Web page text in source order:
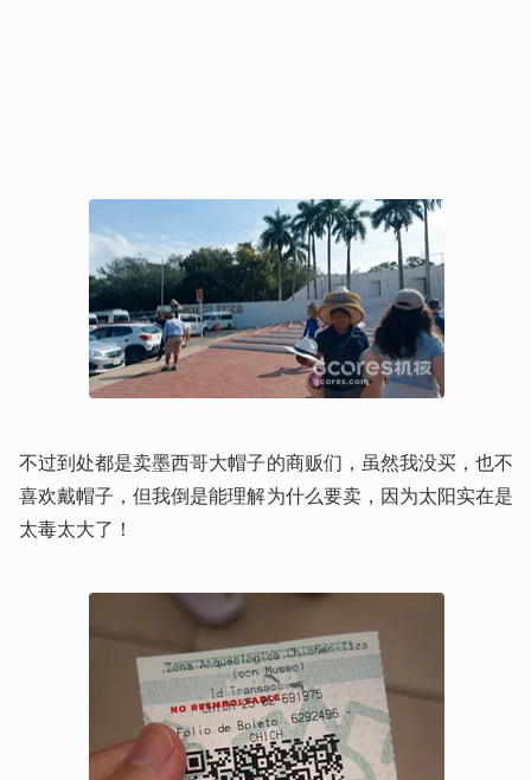
不过到处都是卖墨西哥大帽子的商贩们，虽然我没买，也不
喜欢戴帽子，但我倒是能理解为什么要卖，因为太阳实在是
太毒太大了！